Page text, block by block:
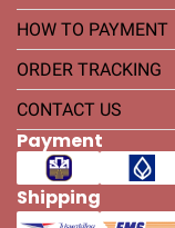
HOW TO PAYMENT
ORDER TRACKING
CONTACT US
Payment
Shipping